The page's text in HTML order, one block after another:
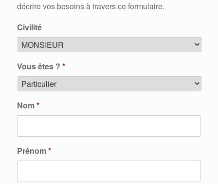
décrire vos besoins à travers ce formulaire.
Civilité
Vous êtes ? *
Nom*
Prénom*